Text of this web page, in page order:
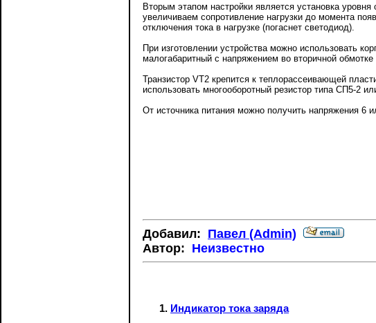
Вторым этапом настройки является установка
увеличиваем сопротивление нагрузки до момента
отключения тока в нагрузке (погаснет светодиод).
При изготовлении устройства можно использовать
малогабаритный с напряжением во вторичной обмотке
Транзистор VT2 крепится к теплорассеивающей
использовать многооборотный резистор типа СП5-2
От источника питания можно получить напряжения
Добавил: Павел (Admin)
Автор: Неизвестно
Индикатор тока заряда